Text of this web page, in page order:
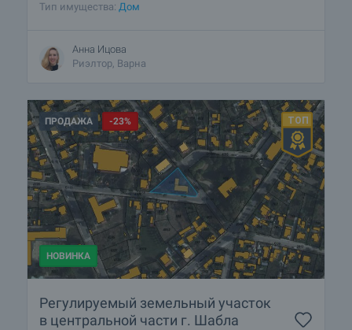
Тип имущества: Дом
Анна Ицова
Риэлтор, Варна
ПРОДАЖА -23%
НОВИНКА
Регулируемый земельный участок
в центральной части г. Шабла